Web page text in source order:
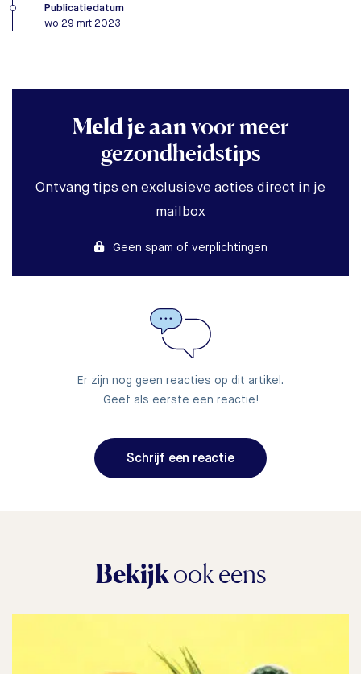
Publicatiedatum
wo 29 mrt 2023
Meld je aanvoor meer
gezondheidstips
Ontvang tips en exclusieve acties direct in je
mailbox
Geen spam of verplichtingen
Er zijn nog geen reacties op dit artikel.
Geef als eerste een reactie!
Schrijf een reactie
Bekijkook eens